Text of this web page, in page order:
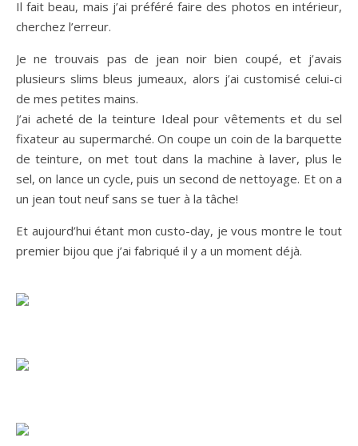
Il fait beau, mais j’ai préféré faire des photos en intérieur,
cherchez l’erreur.
Je ne trouvais pas de jean noir bien coupé, et j’avais
plusieurs slims bleus jumeaux, alors j’ai customisé celui-ci
de mes petites mains.
J’ai acheté de la teinture Ideal pour vêtements et du sel
fixateur au supermarché. On coupe un coin de la barquette
de teinture, on met tout dans la machine à laver, plus le
sel, on lance un cycle, puis un second de nettoyage. Et on a
un jean tout neuf sans se tuer à la tâche!
Et aujourd’hui étant mon custo-day, je vous montre le tout
premier bijou que j’ai fabriqué il y a un moment déjà.